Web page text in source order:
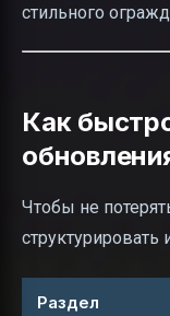
стильного
Как
Чтобы не
Раздел